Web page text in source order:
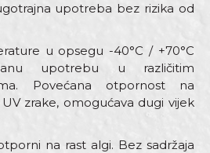
upotreba bez rizika od
u opsegu -40°C / +70°C
upotrebu u različitim
Povećana otpornost na
zrake, omogućava dugi vijek
na rast algi. Bez sadržaja